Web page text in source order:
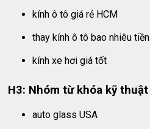
kính ô tô giá rẻ HCM
thay kính ô tô bao nhiêu tiền
kính xe hơi giá tốt
H3: Nhóm từ khóa kỹ thuật
auto glass USA